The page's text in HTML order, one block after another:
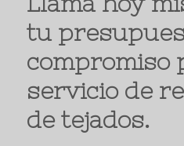
tu
compromiso
servicio de
de tejados.